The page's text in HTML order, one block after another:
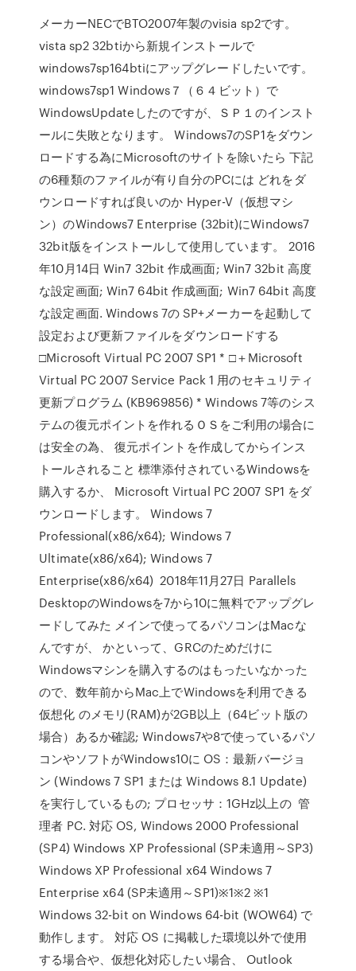
メーカーNECでBTO2007年製のvisia sp2です。
vista sp2 32btiから新規インストールで
windows7sp164btiにアップグレードしたいです。
windows7sp1 Windows７（６４ビット）で
WindowsUpdateしたのですが、ＳＰ１のインスト
ールに失敗となります。 Windows7のSP1をダウン
ロードする為にMicrosoftのサイトを除いたら 下記
の6種類のファイルが有り自分のPCには どれをダ
ウンロードすれば良いのか Hyper-V（仮想マシ
ン）のWindows7 Enterprise (32bit)にWindows7
32bit版をインストールして使用しています。 2016
年10月14日 Win7 32bit 作成画面; Win7 32bit 高度
な設定画面; Win7 64bit 作成画面; Win7 64bit 高度
な設定画面. Windows 7の SP+メーカーを起動して
設定および更新ファイルをダウンロードする
□Microsoft Virtual PC 2007 SP1 * □＋Microsoft
Virtual PC 2007 Service Pack 1 用のセキュリティ
更新プログラム (KB969856) * Windows 7等のシス
テムの復元ポイントを作れるＯＳをご利用の場合に
は安全の為、 復元ポイントを作成してからインス
トールされること 標準添付されているWindowsを
購入するか、 Microsoft Virtual PC 2007 SP1 をダ
ウンロードします。 Windows 7
Professional(x86/x64); Windows 7
Ultimate(x86/x64); Windows 7
Enterprise(x86/x64) 2018年11月27日 Parallels
DesktopのWindowsを7から10に無料でアップグレ
ードしてみた メインで使ってるパソコンはMacな
んですが、 かといって、GRCのためだけに
Windowsマシンを購入するのはもったいなかった
ので、数年前からMac上でWindowsを利用できる
仮想化 のメモリ(RAM)が2GB以上（64ビット版の
場合）あるか確認; Windows7や8で使っているパソ
コンやソフトがWindows10に OS：最新バージョ
ン (Windows 7 SP1 または Windows 8.1 Update)
を実行しているもの; プロセッサ：1GHz以上の 管
理者 PC. 対応 OS, Windows 2000 Professional
(SP4) Windows XP Professional (SP未適用～SP3)
Windows XP Professional x64 Windows 7
Enterprise x64 (SP未適用～SP1)※1※2 ※1
Windows 32-bit on Windows 64-bit (WOW64) で
動作します。 対応 OS に掲載した環境以外で使用
する場合や、仮想化対応したい場合、 Outlook